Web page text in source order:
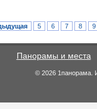
5 6 7 8 9
Панорамы и места
© 2026 1панорама.